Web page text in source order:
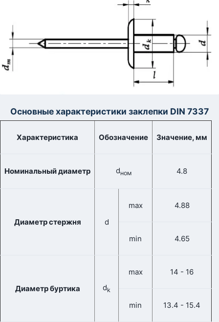
Основные характеристики заклепки DIN 7337
Характеристика Обозначение Значение, мм
Номинальный диаметр dном 4.8
Диаметр стержня d
max 4.88
min 4.65
Диаметр буртика dk
max 14 - 16
min 13.4 - 15.4